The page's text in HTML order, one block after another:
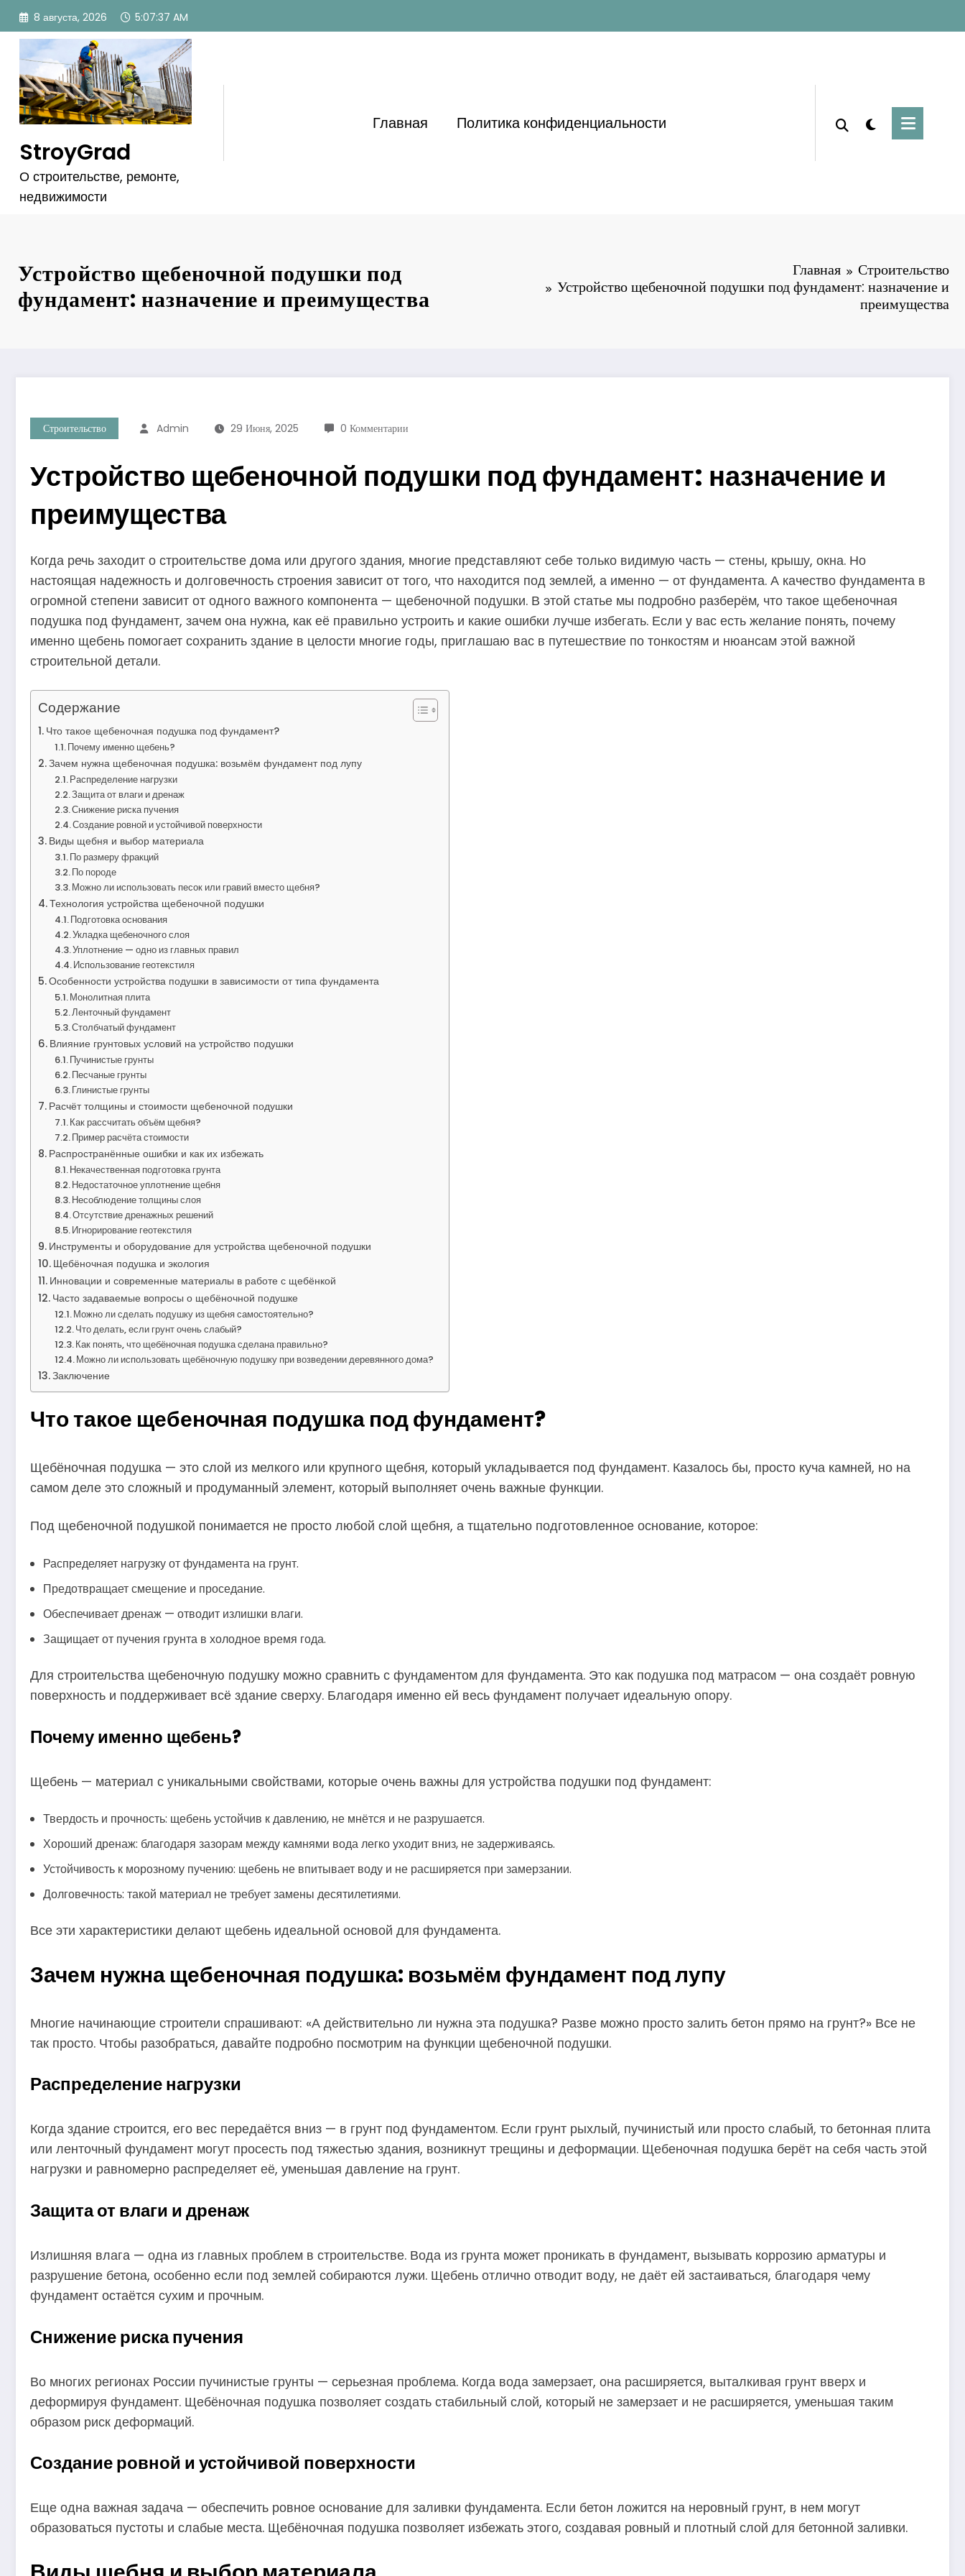
Перейти
содержимому
8 августа, 2026 5:07:38 AM
StroyGrad
О строительстве, ремонте,
недвижимости
Главная Политика конфиденциальности
Устройство щебеночной подушки под
фундамент: назначение и преимущества
Главная
Строительство
Устройство щебеночной подушки под фундамент: назначение и
преимущества
Строительство Admin 29 Июня, 2025 0 Комментарии
Устройство щебеночной подушки под фундамент: назначение и
преимущества
Когда речь заходит о строительстве дома или другого здания, многие представляют себе только видимую часть — стены, крышу, окна. Но
настоящая надежность и долговечность строения зависит от того, что находится под землей, а именно — от фундамента. А качество фундамента в
огромной степени зависит от одного важного компонента — щебеночной подушки. В этой статье мы подробно разберём, что такое щебеночная
подушка под фундамент, зачем она нужна, как её правильно устроить и какие ошибки лучше избегать. Если у вас есть желание понять, почему
именно щебень помогает сохранить здание в целости многие годы, приглашаю вас в путешествие по тонкостям и нюансам этой важной
строительной детали.
Содержание
Что такое щебеночная подушка под фундамент?
Почему именно щебень?
Зачем нужна щебеночная подушка: возьмём фундамент под лупу
Распределение нагрузки
Защита от влаги и дренаж
Снижение риска пучения
Создание ровной и устойчивой поверхности
Виды щебня и выбор материала
По размеру фракций
По породе
Можно ли использовать песок или гравий вместо щебня?
Технология устройства щебеночной подушки
Подготовка основания
Укладка щебеночного слоя
Уплотнение — одно из главных правил
Использование геотекстиля
Особенности устройства подушки в зависимости от типа фундамента
Монолитная плита
Ленточный фундамент
Столбчатый фундамент
Влияние грунтовых условий на устройство подушки
Пучинистые грунты
Песчаные грунты
Глинистые грунты
Расчёт толщины и стоимости щебеночной подушки
Как рассчитать объём щебня?
Пример расчёта стоимости
Распространённые ошибки и как их избежать
Некачественная подготовка грунта
Недостаточное уплотнение щебня
Несоблюдение толщины слоя
Отсутствие дренажных решений
Игнорирование геотекстиля
Инструменты и оборудование для устройства щебеночной подушки
Щебёночная подушка и экология
Инновации и современные материалы в работе с щебёнкой
Часто задаваемые вопросы о щебёночной подушке
Можно ли сделать подушку из щебня самостоятельно?
Что делать, если грунт очень слабый?
Как понять, что щебёночная подушка сделана правильно?
Можно ли использовать щебёночную подушку при возведении деревянного дома?
Заключение
Что такое щебеночная подушка под фундамент?
Щебёночная подушка — это слой из мелкого или крупного щебня, который укладывается под фундамент. Казалось бы, просто куча камней, но на
самом деле это сложный и продуманный элемент, который выполняет очень важные функции.
Под щебеночной подушкой понимается не просто любой слой щебня, а тщательно подготовленное основание, которое:
Распределяет нагрузку от фундамента на грунт.
Предотвращает смещение и проседание.
Обеспечивает дренаж — отводит излишки влаги.
Защищает от пучения грунта в холодное время года.
Для строительства щебеночную подушку можно сравнить с фундаментом для фундамента. Это как подушка под матрасом — она создаёт ровную
поверхность и поддерживает всё здание сверху. Благодаря именно ей весь фундамент получает идеальную опору.
Почему именно щебень?
Щебень — материал с уникальными свойствами, которые очень важны для устройства подушки под фундамент:
Твердость и прочность: щебень устойчив к давлению, не мнётся и не разрушается.
Хороший дренаж: благодаря зазорам между камнями вода легко уходит вниз, не задерживаясь.
Устойчивость к морозному пучению: щебень не впитывает воду и не расширяется при замерзании.
Долговечность: такой материал не требует замены десятилетиями.
Все эти характеристики делают щебень идеальной основой для фундамента.
Зачем нужна щебеночная подушка: возьмём фундамент под лупу
Многие начинающие строители спрашивают: «А действительно ли нужна эта подушка? Разве можно просто залить бетон прямо на грунт?» Все не
так просто. Чтобы разобраться, давайте подробно посмотрим на функции щебеночной подушки.
Распределение нагрузки
Когда здание строится, его вес передаётся вниз — в грунт под фундаментом. Если грунт рыхлый, пучинистый или просто слабый, то бетонная плита
или ленточный фундамент могут просесть под тяжестью здания, возникнут трещины и деформации. Щебеночная подушка берёт на себя часть этой
нагрузки и равномерно распределяет её, уменьшая давление на грунт.
Защита от влаги и дренаж
Излишняя влага — одна из главных проблем в строительстве. Вода из грунта может проникать в фундамент, вызывать коррозию арматуры и
разрушение бетона, особенно если под землей собираются лужи. Щебень отлично отводит воду, не даёт ей застаиваться, благодаря чему
фундамент остаётся сухим и прочным.
Снижение риска пучения
Во многих регионах России пучинистые грунты — серьезная проблема. Когда вода замерзает, она расширяется, выталкивая грунт вверх и
деформируя фундамент. Щебёночная подушка позволяет создать стабильный слой, который не замерзает и не расширяется, уменьшая таким
образом риск деформаций.
Создание ровной и устойчивой поверхности
Еще одна важная задача — обеспечить ровное основание для заливки фундамента. Если бетон ложится на неровный грунт, в нем могут
образоваться пустоты и слабые места. Щебёночная подушка позволяет избежать этого, создавая ровный и плотный слой для бетонной заливки.